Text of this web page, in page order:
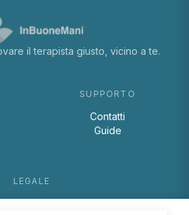
il terapista giusto, vicino a te.
SUPPORTO
Contatti
Guide
LEGALE